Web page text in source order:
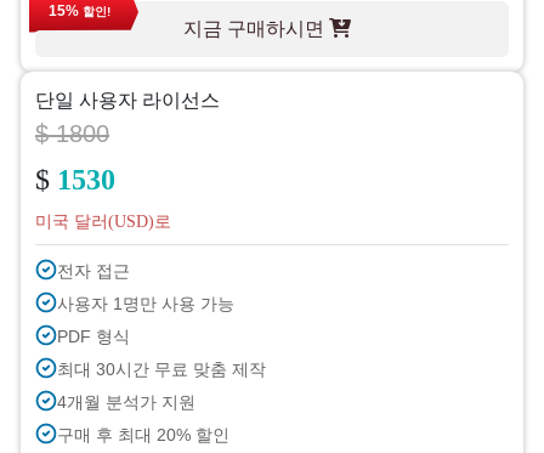
지금 구매하시면
15% 할인!
단일 사용자 라이선스
$ 1800
$ 1530
미국 달러(USD)로
전자 접근
사용자 1명만 사용 가능
PDF 형식
최대 30시간 무료 맞춤 제작
4개월 분석가 지원
구매 후 최대 20% 할인